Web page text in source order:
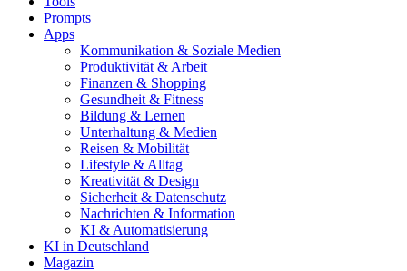
Prompts
Apps
Kommunikation & Soziale Medien
Produktivität & Arbeit
Finanzen & Shopping
Gesundheit & Fitness
Bildung & Lernen
Unterhaltung & Medien
Reisen & Mobilität
Lifestyle & Alltag
Kreativität & Design
Sicherheit & Datenschutz
Nachrichten & Information
KI & Automatisierung
KI in Deutschland
Magazin